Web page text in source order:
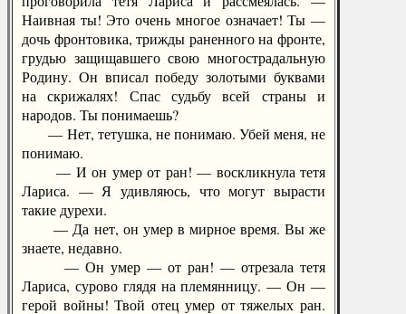
Наивная ты! Это очень многое означает! Ты —
дочь фронтовика, трижды раненного на фронте,
грудью защищавшего свою многострадальную
Родину. Он вписал победу золотыми буквами
на скрижалях! Спас судьбу всей страны и
народов. Ты понимаешь?
— Нет, тетушка, не понимаю. Убей меня, не
понимаю.
— И он умер от ран! — воскликнула тетя
Лариса. — Я удивляюсь, что могут вырасти
такие дурехи.
— Да нет, он умер в мирное время. Вы же
знаете, недавно.
— Он умер — от ран! — отрезала тетя
Лариса, сурово глядя на племянницу. — Он —
герой войны! Твой отец умер от тяжелых ран.